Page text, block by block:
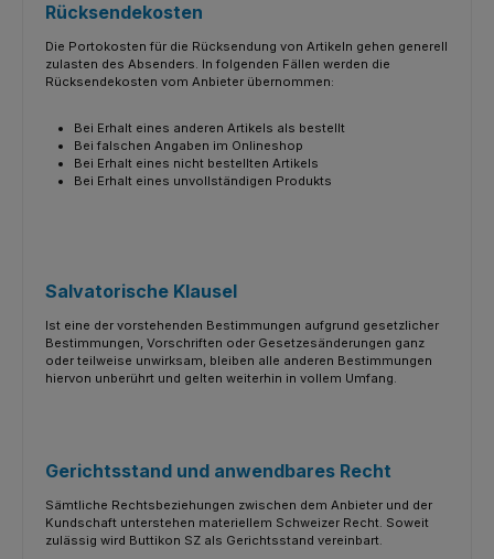
Rücksendekosten
Die Portokosten für die Rücksendung von Artikeln gehen generell
zulasten des Absenders. In folgenden Fällen werden die
Rücksendekosten vom Anbieter übernommen:
Bei Erhalt eines anderen Artikels als bestellt
Bei falschen Angaben im Onlineshop
Bei Erhalt eines nicht bestellten Artikels
Bei Erhalt eines unvollständigen Produkts
Salvatorische Klausel
Ist eine der vorstehenden Bestimmungen aufgrund gesetzlicher
Bestimmungen, Vorschriften oder Gesetzesänderungen ganz
oder teilweise unwirksam, bleiben alle anderen Bestimmungen
hiervon unberührt und gelten weiterhin in vollem Umfang.
Gerichtsstand und anwendbares Recht
Sämtliche Rechtsbeziehungen zwischen dem Anbieter und der
Kundschaft unterstehen materiellem Schweizer Recht. Soweit
zulässig wird Buttikon SZ als Gerichtsstand vereinbart.